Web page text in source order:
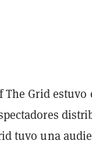
Grid estuvo
tuvo una